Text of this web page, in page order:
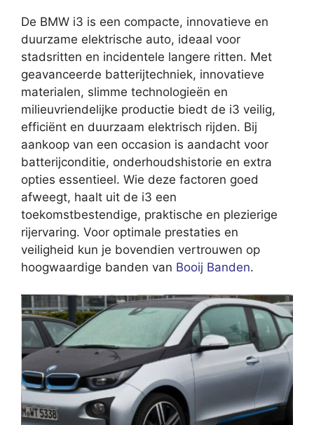
De BMW i3 is een compacte, innovatieve en
duurzame elektrische auto, ideaal voor
stadsritten en incidentele langere ritten. Met
geavanceerde batterijtechniek, innovatieve
materialen, slimme technologieën en
milieuvriendelijke productie biedt de i3 veilig,
efficiënt en duurzaam elektrisch rijden. Bij
aankoop van een occasion is aandacht voor
batterijconditie, onderhoudshistorie en extra
opties essentieel. Wie deze factoren goed
afweegt, haalt uit de i3 een
toekomstbestendige, praktische en plezierige
rijervaring. Voor optimale prestaties en
veiligheid kun je bovendien vertrouwen op
hoogwaardige banden van Booij Banden.